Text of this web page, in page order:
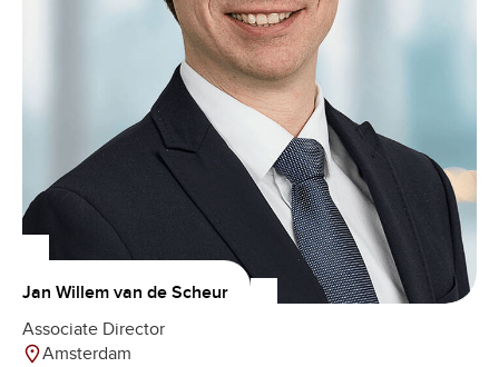
Jan Willem van de Scheur
Associate Director
Amsterdam